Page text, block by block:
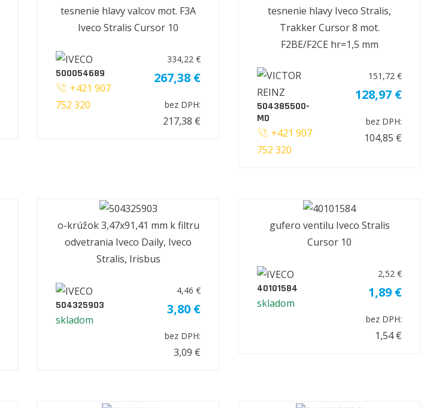
tesnenie hlavy valcov mot. F3A
Iveco Stralis Cursor 10
500054689
+421 907
752 320
334,22 €
267,38 €
bez DPH:
217,38 €
tesnenie hlavy Iveco Stralis,
Trakker Cursor 8 mot.
F2BE/F2CE hr=1,5 mm
504385500-
MD
+421 907
752 320
151,72 €
128,97 €
bez DPH:
104,85 €
o-krúžok 3,47x91,41 mm k filtru
odvetrania Iveco Daily, Iveco
Stralis, Irisbus
504325903
skladom
4,46 €
3,80 €
bez DPH:
3,09 €
gufero ventilu Iveco Stralis
Cursor 10
40101584
skladom
2,52 €
1,89 €
bez DPH:
1,54 €